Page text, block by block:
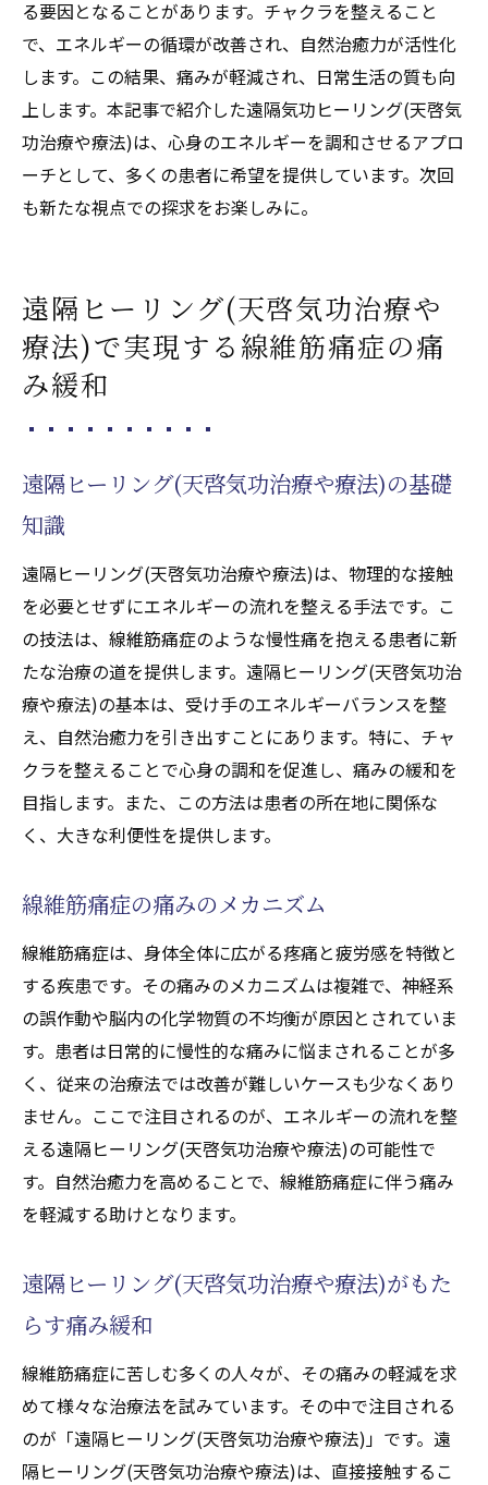
る要因となることがあります。チャクラを整えること
で、エネルギーの循環が改善され、自然治癒力が活性化
します。この結果、痛みが軽減され、日常生活の質も向
上します。本記事で紹介した遠隔気功ヒーリング(天啓気
功治療や療法)は、心身のエネルギーを調和させるアプロ
ーチとして、多くの患者に希望を提供しています。次回
も新たな視点での探求をお楽しみに。
遠隔ヒーリング(天啓気功治療や
療法)で実現する線維筋痛症の痛
み緩和
遠隔ヒーリング(天啓気功治療や療法)の基礎
知識
遠隔ヒーリング(天啓気功治療や療法)は、物理的な接触
を必要とせずにエネルギーの流れを整える手法です。こ
の技法は、線維筋痛症のような慢性痛を抱える患者に新
たな治療の道を提供します。遠隔ヒーリング(天啓気功治
療や療法)の基本は、受け手のエネルギーバランスを整
え、自然治癒力を引き出すことにあります。特に、チャ
クラを整えることで心身の調和を促進し、痛みの緩和を
目指します。また、この方法は患者の所在地に関係な
く、大きな利便性を提供します。
線維筋痛症の痛みのメカニズム
線維筋痛症は、身体全体に広がる疼痛と疲労感を特徴と
する疾患です。その痛みのメカニズムは複雑で、神経系
の誤作動や脳内の化学物質の不均衡が原因とされていま
す。患者は日常的に慢性的な痛みに悩まされることが多
く、従来の治療法では改善が難しいケースも少なくあり
ません。ここで注目されるのが、エネルギーの流れを整
える遠隔ヒーリング(天啓気功治療や療法)の可能性で
す。自然治癒力を高めることで、線維筋痛症に伴う痛み
を軽減する助けとなります。
遠隔ヒーリング(天啓気功治療や療法)がもた
らす痛み緩和
線維筋痛症に苦しむ多くの人々が、その痛みの軽減を求
めて様々な治療法を試みています。その中で注目される
のが「遠隔ヒーリング(天啓気功治療や療法)」です。遠
隔ヒーリング(天啓気功治療や療法)は、直接接触するこ